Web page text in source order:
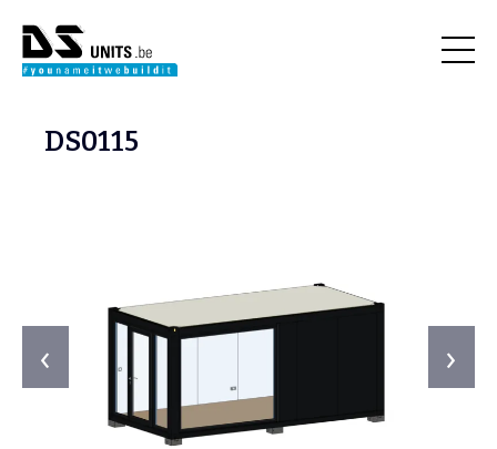
DS0115
‹ ›